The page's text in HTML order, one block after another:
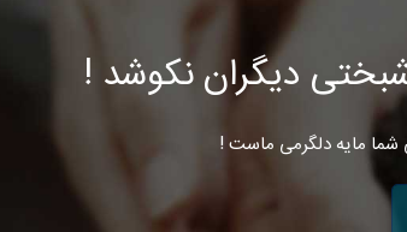
دیگران نکوشد !
شما مایه دلگرمی ماست !